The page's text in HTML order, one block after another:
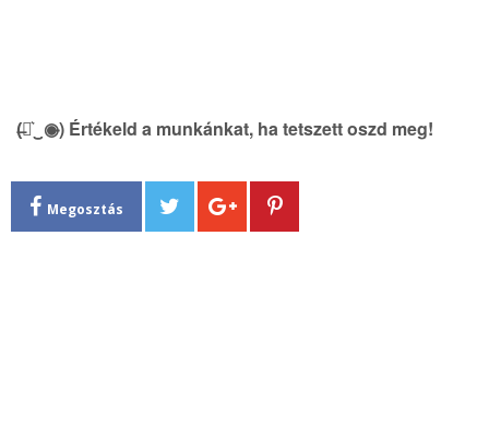
(̶◉͛‿◉̶) Értékeld a munkánkat, ha tetszett oszd meg!
Megosztás